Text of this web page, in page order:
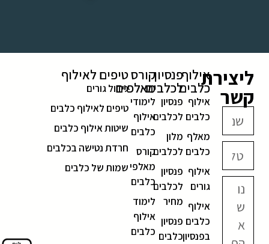
ליצירת
קשר
אילוף
כלבים
אילוף
כלבים
מאלף
כלבים
אילוף
גורים
אילוף
כלבים
בפנסיון
פנסיון
לכלבים
פנסיון
לכלבים
מלון
לכלבים
פנסיון
לכלבים
מחיר
פנסיון
כלבים
קורס
מאלפים
לימודי
אילוף
כלבים
קורס
מאלפי
כלבים
לימוד
אילוף
כלבים
טיפים לאילוף
גידול גורים
טיפים לאילוף כלבים
שיטות אילוף כלבים
חרדת נטישה בכלבים
שמות של כלבים